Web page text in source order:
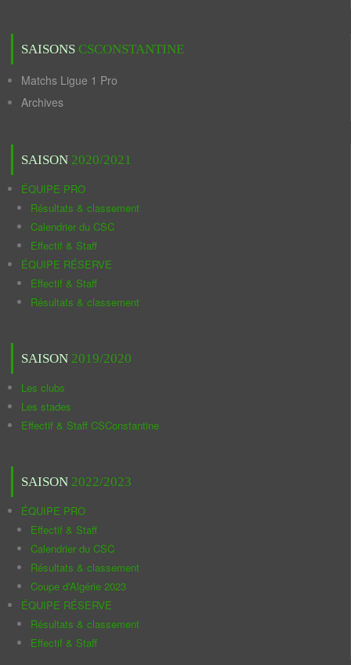
SAISONS CSCONSTANTINE
Matchs Ligue 1 Pro
Archives
SAISON 2020/2021
ÉQUIPE PRO
Résultats & classement
Calendrier du CSC
Effectif & Staff
ÉQUIPE RÉSERVE
Effectif & Staff
Résultats & classement
SAISON 2019/2020
Les clubs
Les stades
Effectif & Staff CSConstantine
SAISON 2022/2023
ÉQUIPE PRO
Effectif & Staff
Calendrier du CSC
Résultats & classement
Coupe d'Algérie 2023
ÉQUIPE RÉSERVE
Résultats & classement
Effectif & Staff